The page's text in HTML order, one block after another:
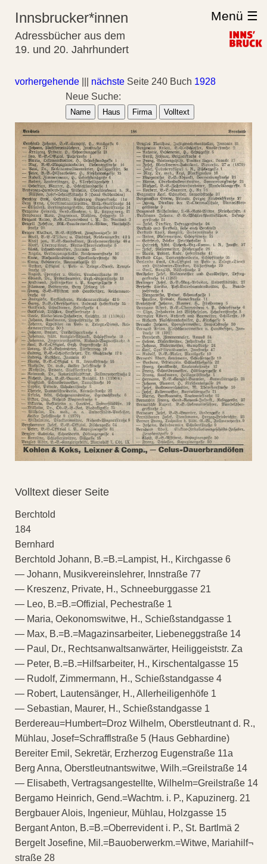
Innsbrucker*innen
Adressbücher aus dem
19. und 20. Jahrhundert
Menü ☰
vorhergehende nächste Seite 240 Buch 1928
Neue Suche:
Name Haus Firma Volltext
Volltext dieser Seite
Berchtold
184
Bernhard
Berchtold Johann, B.=B.=Lampist, H., Kirchgasse 6
— Johann, Musikvereinslehrer, Innstraße 77
— Kreszenz, Private, H., Schneeburggasse 21
— Leo, B.=B.=Offizial, Pechestraße 1
— Maria, Oekonomswitwe, H., Schießstandgasse 1
— Max, B.=B.=Magazinsarbeiter, Liebeneggstraße 14
— Paul, Dr., Rechtsanwaltsanwärter, Heiliggeiststr. Za
— Peter, B.=B.=Hilfsarbeiter, H., Kirschentalgasse 15
— Rudolf, Zimmermann, H., Schießstandgasse 4
— Robert, Lautensänger, H., Allerheiligenhöfe 1
— Sebastian, Maurer, H., Schießstandgasse 1
Berdereau=Humbert=Droz Wilhelm, Oberstleutnant d. R.,
Mühlau, Josef=Schrafflstraße 5 (Haus Gebhardine)
Bereiter Emil, Sekretär, Erzherzog Eugenstraße 11a
Berg Anna, Oberstleutnantswitwe, Wilh.=Greilstraße 14
— Elisabeth, Vertragsangestellte, Wilhelm=Greilstraße 14
Bergamo Heinrich, Gend.=Wachtm. i. P., Kapuzinerg. 21
Bergbauer Alois, Ingenieur, Mühlau, Holzgasse 15
Bergant Anton, B.=B.=Oberrevident i. P., St. Bartlmä 2
Bergelt Josefine, Mil.=Bauoberwerkm.=Witwe, Mariahilf¬
straße 28